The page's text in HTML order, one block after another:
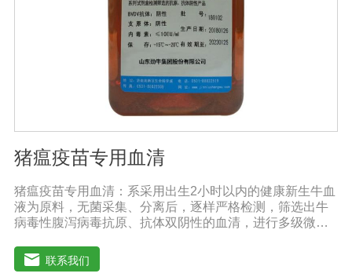
猪瘟疫苗专用血清
猪瘟疫苗专用血清：系采用出生2小时以内的健康新生牛血
液为原料，无菌采集、分离后，逐样严格检测，筛选出牛
病毒性腹泻病毒抗原、抗体双阴性的血清，进行多级微孔
毒和细菌， γ球蛋白含量低，血红蛋白含量低，内毒素小于
5EU/ml，具有良好的促进细胞增殖作用。适用于多种细胞
联系我们